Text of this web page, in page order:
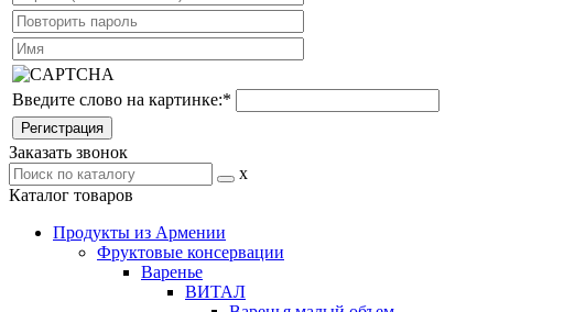
Введите слово на картинке:*
Заказать звонок
x
Каталог товаров
Продукты из Армении
Фруктовые консервации
Варенье
ВИТАЛ